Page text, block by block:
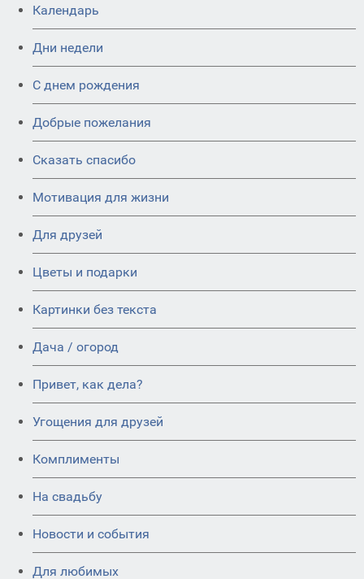
Календарь
Дни недели
C днем рождения
Добрые пожелания
Сказать спасибо
Мотивация для жизни
Для друзей
Цветы и подарки
Картинки без текста
Дача / огород
Привет, как дела?
Угощения для друзей
Комплименты
На свадьбу
Новости и события
Для любимых